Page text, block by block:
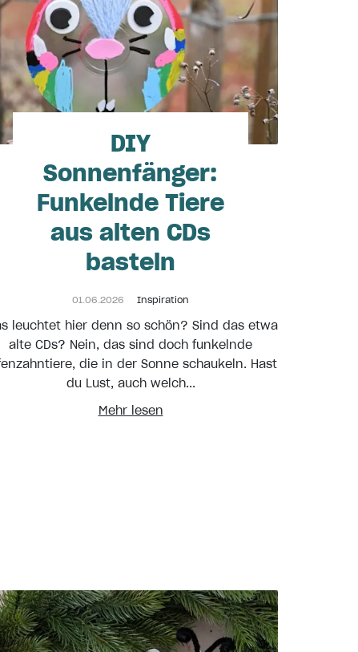
DIY
Sonnenfänger:
Funkelnde Tiere
aus alten CDs
basteln
01.06.2026 Inspiration
leuchtet hier denn so schön? Sind das etwa
alte CDs? Nein, das sind doch funkelnde
die in der Sonne schaukeln. Hast
du Lust, auch welch...
Mehr lesen